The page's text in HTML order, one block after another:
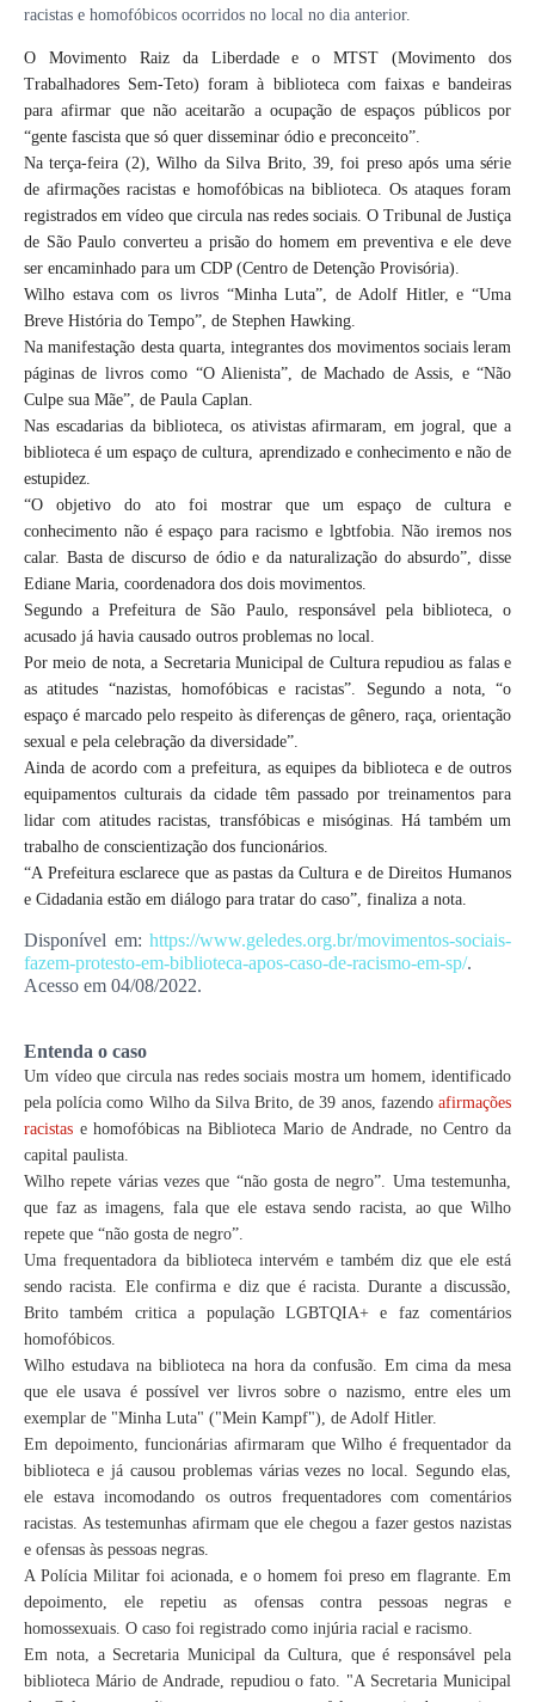
racistas e homofóbicos ocorridos no local no dia anterior.
O Movimento Raiz da Liberdade e o MTST (Movimento dos
Trabalhadores Sem-Teto) foram à biblioteca com faixas e bandeiras
para afirmar que não aceitarão a ocupação de espaços públicos por
“gente fascista que só quer disseminar ódio e preconceito”.
Na terça-feira (2), Wilho da Silva Brito, 39, foi preso após uma série
de afirmações racistas e homofóbicas na biblioteca. Os ataques foram
registrados em vídeo que circula nas redes sociais. O Tribunal de Justiça
de São Paulo converteu a prisão do homem em preventiva e ele deve
ser encaminhado para um CDP (Centro de Detenção Provisória).
Wilho estava com os livros “Minha Luta”, de Adolf Hitler, e “Uma
Breve História do Tempo”, de Stephen Hawking.
Na manifestação desta quarta, integrantes dos movimentos sociais leram
páginas de livros como “O Alienista”, de Machado de Assis, e “Não
Culpe sua Mãe”, de Paula Caplan.
Nas escadarias da biblioteca, os ativistas afirmaram, em jogral, que a
biblioteca é um espaço de cultura, aprendizado e conhecimento e não de
estupidez.
“O objetivo do ato foi mostrar que um espaço de cultura e
conhecimento não é espaço para racismo e lgbtfobia. Não iremos nos
calar. Basta de discurso de ódio e da naturalização do absurdo”, disse
Ediane Maria, coordenadora dos dois movimentos.
Segundo a Prefeitura de São Paulo, responsável pela biblioteca, o
acusado já havia causado outros problemas no local.
Por meio de nota, a Secretaria Municipal de Cultura repudiou as falas e
as atitudes “nazistas, homofóbicas e racistas”. Segundo a nota, “o
espaço é marcado pelo respeito às diferenças de gênero, raça, orientação
sexual e pela celebração da diversidade”.
Ainda de acordo com a prefeitura, as equipes da biblioteca e de outros
equipamentos culturais da cidade têm passado por treinamentos para
lidar com atitudes racistas, transfóbicas e misóginas. Há também um
trabalho de conscientização dos funcionários.
“A Prefeitura esclarece que as pastas da Cultura e de Direitos Humanos
e Cidadania estão em diálogo para tratar do caso”, finaliza a nota.
Disponível em: https://www.geledes.org.br/movimentos-sociais-
fazem-protesto-em-biblioteca-apos-caso-de-racismo-em-sp/.
Acesso em 04/08/2022.
Entenda o caso
Um vídeo que circula nas redes sociais mostra um homem, identificado
pela polícia como Wilho da Silva Brito, de 39 anos, fazendoafirmações
racistas e homofóbicas na Biblioteca Mario de Andrade, no Centro da
capital paulista.
Wilho repete várias vezes que “não gosta de negro”. Uma testemunha,
que faz as imagens, fala que ele estava sendo racista, ao que Wilho
repete que “não gosta de negro”.
Uma frequentadora da biblioteca intervém e também diz que ele está
sendo racista. Ele confirma e diz que é racista. Durante a discussão,
Brito também critica a população LGBTQIA+ e faz comentários
homofóbicos.
Wilho estudava na biblioteca na hora da confusão. Em cima da mesa
que ele usava é possível ver livros sobre o nazismo, entre eles um
exemplar de "Minha Luta" ("Mein Kampf"), de Adolf Hitler.
Em depoimento, funcionárias afirmaram que Wilho é frequentador da
biblioteca e já causou problemas várias vezes no local. Segundo elas,
ele estava incomodando os outros frequentadores com comentários
racistas. As testemunhas afirmam que ele chegou a fazer gestos nazistas
e ofensas às pessoas negras.
A Polícia Militar foi acionada, e o homem foi preso em flagrante. Em
depoimento, ele repetiu as ofensas contra pessoas negras e
homossexuais. O caso foi registrado como injúria racial e racismo.
Em nota, a Secretaria Municipal da Cultura, que é responsável pela
biblioteca Mário de Andrade, repudiou o fato. "A Secretaria Municipal